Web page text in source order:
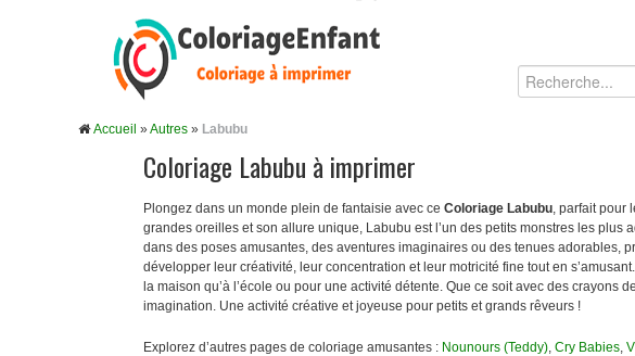
Accueil »Autres » Labubu
Coloriage Labubu à imprimer
Plongez dans un monde plein de fantaisie avec ce Coloriage Labubu, parfait pour
grandes oreilles et son allure unique, Labubu est l’un des petits monstres les
dans des poses amusantes, des aventures imaginaires ou des tenues adorables,
développer leur créativité, leur concentration et leur motricité fine tout en
la maison qu’à l’école ou pour une activité détente. Que ce soit avec des
imagination. Une activité créative et joyeuse pour petits et grands rêveurs !
Explorez d’autres pages de coloriage amusantes : Nounours (Teddy), Cry Babies,